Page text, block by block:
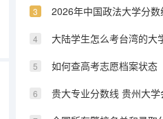
如何查高考志愿档案状态
贵大专业分数线 贵州大